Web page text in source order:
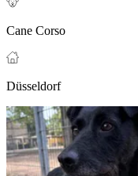
Cane Corso
Düsseldorf